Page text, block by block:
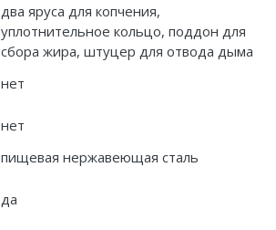
два яруса для копчения,
уплотнительное кольцо, поддон для
сбора жира, штуцер для отвода дыма
нет
нет
пищевая нержавеющая сталь
да